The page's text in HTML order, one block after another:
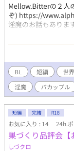
Mellow.Bitterの２人
ぞ) https://
淫魔のお話もありま
https://
祖が主従関係と言う
悩む2人。をベース
しまい、様子が違う
ます。 ほぼ、面識ゼ
また色々としでかし
歳。帰国子女。大学
わりとお堅い性格。
の２人とは良識ある
掴めずに戸惑う日々
動後181cm） 21歳
ント。 たまに喫煙し
していて 多忙気味。
BL 短編 世
淫魔
バカップル
短編 完結 R18
お気に入り : 14 24h.
巣づくり品評会【
しづクロ